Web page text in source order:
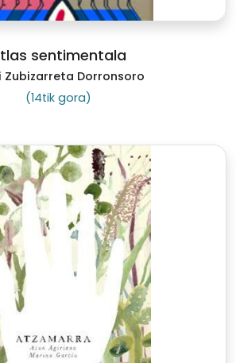
sentimentala
Zubizarreta Dorronsoro
(14tik gora)